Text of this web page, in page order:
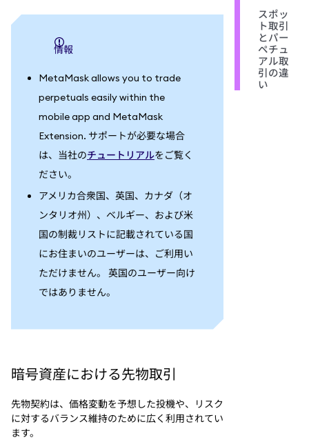
情報
MetaMask allows you to trade
perpetuals easily within the
mobile app and MetaMask
Extension. サポートが必要な場合
は、当社のチュートリアルをご覧く
ださい。
アメリカ合衆国、英国、カナダ（オ
ンタリオ州）、ベルギー、および米
国の制裁リストに記載されている国
にお住まいのユーザーは、ご利用い
ただけません。 英国のユーザー向け
ではありません。
暗号資産における先物取引
先物契約は、価格変動を予想した投機や、リスク
に対するバランス維持のために広く利用されてい
ます。
スポッ
ト取引
とパー
ペチュ
アル取
引の違
い